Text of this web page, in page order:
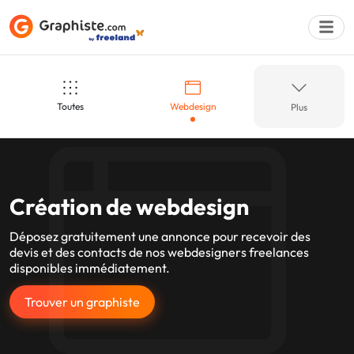
Déposer une
Toutes Webdesign
Dessin Brochures et flyers
Plus
Création de webdesign
Déposez gratuitement une annonce pour recevoir des
devis et des contacts de nos webdesigners freelances
disponibles immédiatement.
Trouver un graphiste